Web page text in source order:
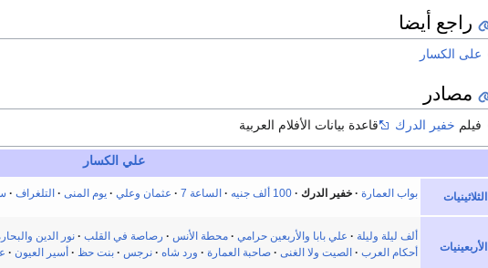
راجع أيضا
على الكسار
مصادر
فيلم خفير الدرك قاعدة بيانات الأفلام العربية
علي الكسار
الثلاثينيات بواب العمارة خفير الدرك 100 ألف جنيه الساعة 7 عثمان وعلي يوم المنى التلغراف
الأربعينيات
ألف ليلة وليلة علي بابا والأربعين حرامي محطة الأنس رصاصة في القلب نور الدين
أحكام العرب
الصيت ولا الغنى صاحبة العمارة ورد شاه نرجس بنت حظ أسير العيون